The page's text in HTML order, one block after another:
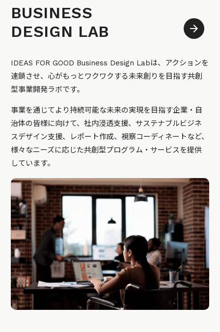
BUSINESS
DESIGN LAB
IDEAS FOR GOOD Business Design Labは、アクションを
連鎖させ、心がもっとワクワクする未来創りを目指す共創
型事業開発ラボです。
事業を通じてより持続可能な未来の実現を目指す企業・自
治体の皆様に向けて、社内浸透支援、サステナブルビジネ
スデザイン支援、レポート作成、視察コーディネートなど、
様々なニーズに応じた共創型プログラム・サービスを提供
しています。